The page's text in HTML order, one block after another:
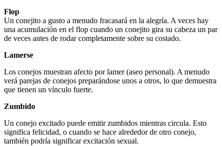
Flop
Un conejito a gusto a menudo fracasará en la alegría. A veces hay
una acumulación en el flop cuando un conejito gira su cabeza un par
de veces antes de rodar completamente sobre su costado.
Lamerse
Los conejos muestran afecto por lamer (aseo personal). A menudo
verá parejas de conejos preparándose unos a otros, lo que demuestra
que tienen un vínculo fuerte.
Zumbido
Un conejo excitado puede emitir zumbidos mientras circula. Esto
significa felicidad, o cuando se hace alrededor de otro conejo,
también podría significar excitación sexual.